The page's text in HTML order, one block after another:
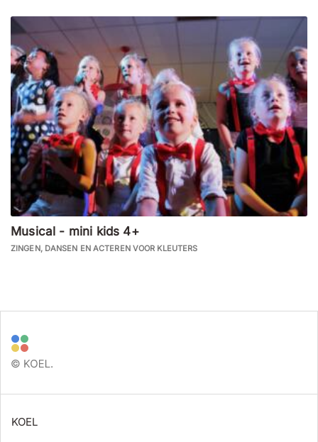
Musical - mini kids 4+
ZINGEN, DANSEN EN ACTEREN VOOR KLEUTERS
KOEL